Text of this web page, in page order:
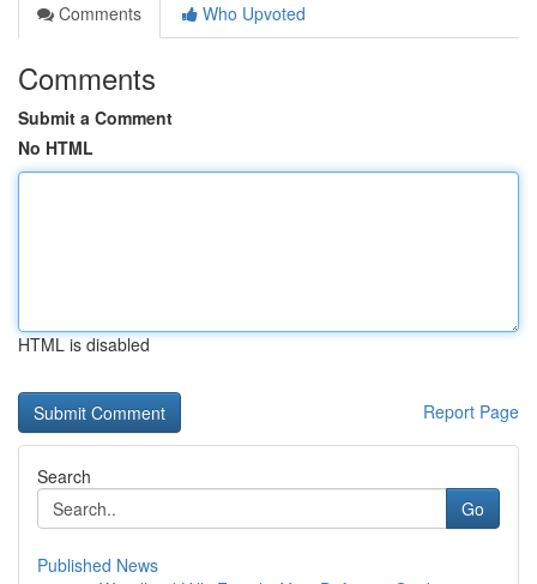
Comments
Who Upvoted
Comments
Submit a Comment
No HTML
HTML is disabled
Report Page
Search
Go
Published News